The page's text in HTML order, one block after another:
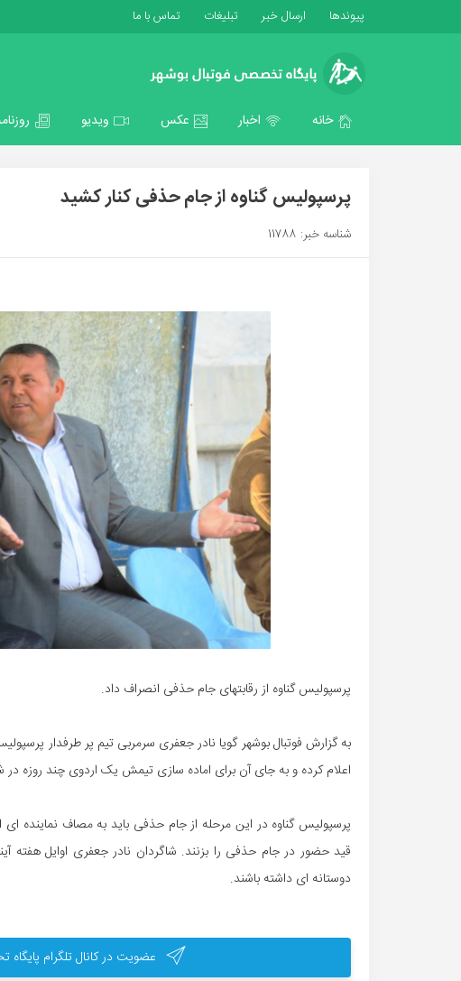
پیوندها ارسال خبر تبلیغات تماس با ما
خانه اخبار عکس ویدیو
پرسپولیس گناوه از جام حذفی کنار کشید
شناسه خبر: 11788
پرسپولیس گناوه از رقابتهای جام حذفی انصراف داد.
به گزارش فوتبال بوشهر گویا نادر جعفری سرمربی تیم پر طرفدار
اعلام کرده و به جای آن برای اماده سازی تیمش یک اردوی چند روزه در
پرسپولیس گناوه در این مرحله از جام حذفی باید به مصاف نماینده
قید حضور در جام حذفی را بزنند. شاگردان نادر جعفری اوایل هفته
دوستانه ای داشته باشند.
عضویت در کانال تلگرام